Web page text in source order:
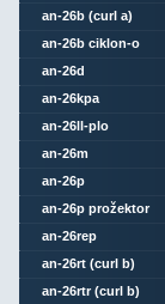
an-26b (curl a)
an-26b ciklon-o
an-26d
an-26kpa
an-26ll-plo
an-26m
an-26p
an-26p prožektor
an-26rep
an-26rt (curl b)
an-26rtr (curl b)